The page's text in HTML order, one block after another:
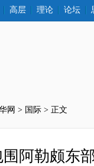
高层 理论 论坛
网 > 国际 > 正文
阿勒颇东